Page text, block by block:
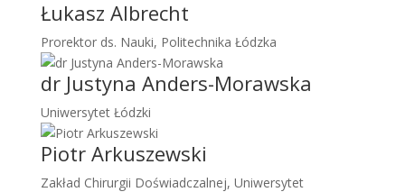
Łukasz Albrecht
Prorektor ds. Nauki, Politechnika Łódzka
dr Justyna Anders-Morawska
Uniwersytet Łódzki
Piotr Arkuszewski
Zakład Chirurgii Doświadczalnej, Uniwersytet